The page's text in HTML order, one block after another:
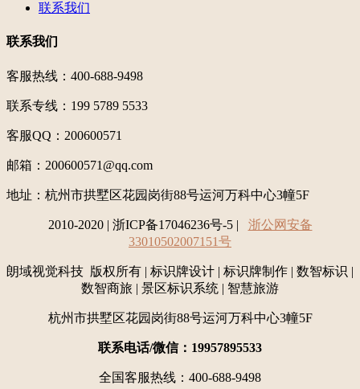
联系我们
联系我们
客服热线：400-688-9498
联系专线：199 5789 5533
客服QQ：200600571
邮箱：200600571@qq.com
地址： 杭州市拱墅区花园岗街88号运河万科中心3幢5F
2010-2020 | 浙ICP备17046236号-5 |
浙公网安备
33010502007151号
朗域视觉科技 版权所有 | 标识牌设计 | 标识牌制作 | 数智标识 |
数智商旅 | 景区标识系统 | 智慧旅游
杭州市拱墅区花园岗街88号运河万科中心3幢5F
联系电话/微信：19957895533
全国客服热线：400-688-9498